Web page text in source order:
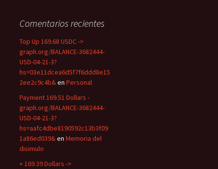
Comentarios recientes
Top Up 169.68 USDC ->
graph.org/BALANCE-3682444-
USD-04-21-3?
hs=03e11dcea6d5f7f6ddd8e15
2ee2c9c4b&en Personal
Payment 169.51 Dollars -
graph.org/BALANCE-3682444-
USD-04-21-3?
hs=aafc4dbe8190592c13b3f09
1a86ed039&en Memoria del
disimulo
+ 169.39 Dollars ->